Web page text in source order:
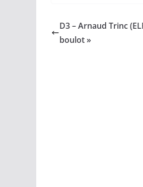
D3 – Arnaud Trinc
boulot »